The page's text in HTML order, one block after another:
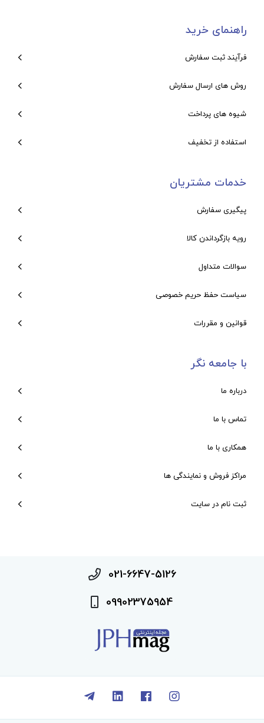
راهنمای خرید
فرآیند ثبت سفارش
روش های ارسال سفارش
شیوه های پرداخت
استفاده از تخفیف
خدمات مشتریان
پیگیری سفارش
رویه بازگرداندن کالا
سوالات متداول
سیاست حفظ حریم خصوصی
قوانین و مقررات
با جامعه نگر
درباره ما
تماس با ما
همکاری با ما
مراکز فروش و نمایندگی ها
ثبت نام در سایت
021-6647-5126
09902375954